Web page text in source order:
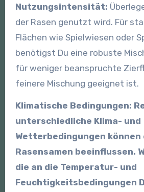
Nutzungsintensität:
der Rasen genutzt wird. Für
Flächen wie Spielwiesen oder
benötigst Du eine robuste
für weniger beanspruchte
feinere Mischung geeignet ist.
Klimatische Bedingungen:
unterschiedliche Klima- und
Wetterbedingungen können
Rasensamen beeinflussen.
die an die Temperatur- und
Feuchtigkeitsbedingungen